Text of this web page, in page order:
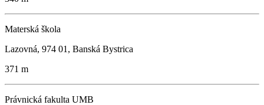
Materská škola
Lazovná, 974 01, Banská Bystrica
371 m
Právnická fakulta UMB